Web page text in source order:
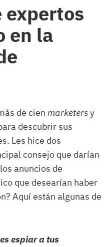
expertos
en la
de cien marketersy
descubrir sus
Les hice dos
consejo que darían
anuncios de
que desearían haber
Aquí están algunas de
espiar a tus